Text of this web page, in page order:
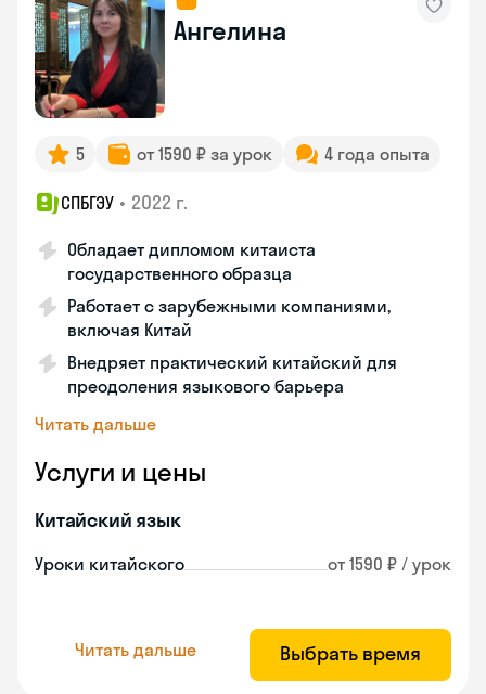
Ангелина
5 от 1590 ₽ за урок 4 года опыта
СПБГЭУ • 2022 г.
Обладает дипломом китаиста
государственного образца
Работает с зарубежными компаниями,
включая Китай
Внедряет практический китайский для
преодоления языкового барьера
Читать дальше
Услуги и цены
Китайский язык
Уроки китайского от 1590 ₽ / урок
Читать дальше Выбрать время